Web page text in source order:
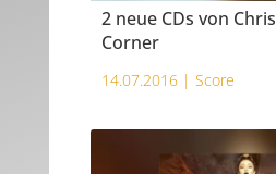
2 neue CDs von
Corner
14.07.2016 | Score